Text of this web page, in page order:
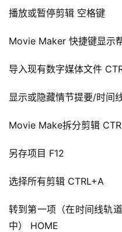
眼
例
避
指
运
营
百
科
创
登录
播放或暂停剪辑 空格键
Movie Maker 快捷键显示
导入现有数字媒体文件
显示或隐藏情节提要/时间
Movie Make拆分剪辑
另存项目 F12
选择所有剪辑 CTRL+A
转到第一项（在时间线轨
中） HOME